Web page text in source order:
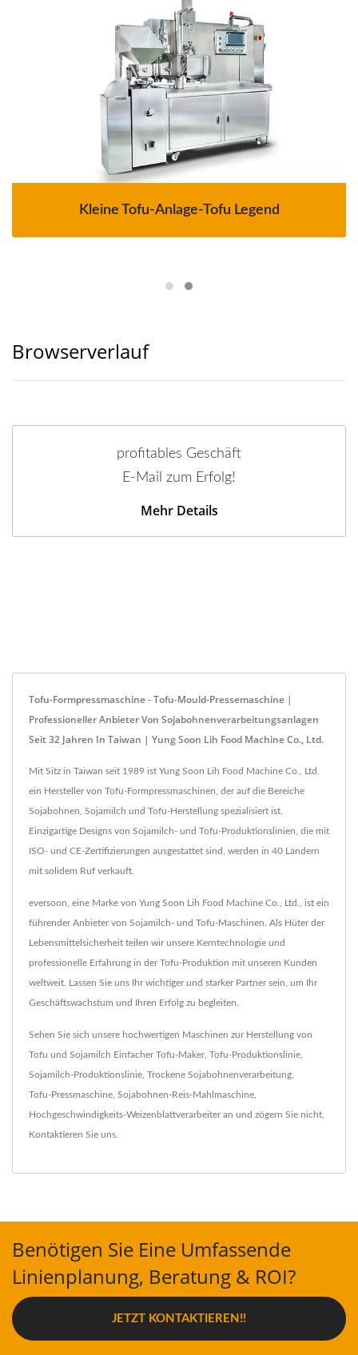
Kleine Tofu-Anlage-Tofu Legend
Browserverlauf
profitables Geschäft
E-Mail zum Erfolg!
Mehr Details
Tofu-Formpressmaschine - Tofu-Mould-Pressemaschine |
Professioneller Anbieter Von Sojabohnenverarbeitungsanlagen
Seit 32 Jahren In Taiwan | Yung Soon Lih Food Machine Co., Ltd.
Mit Sitz in Taiwan seit 1989 ist Yung Soon Lih Food Machine Co., Ltd.
ein Hersteller von Tofu-Formpressmaschinen, der auf die Bereiche
Sojabohnen, Sojamilch und Tofu-Herstellung spezialisiert ist.
Einzigartige Designs von Sojamilch- und Tofu-Produktionslinien, die mit
ISO- und CE-Zertifizierungen ausgestattet sind, werden in 40 Ländern
mit solidem Ruf verkauft.
eversoon, eine Marke von Yung Soon Lih Food Machine Co., Ltd., ist ein
führender Anbieter von Sojamilch- und Tofu-Maschinen. Als Hüter der
Lebensmittelsicherheit teilen wir unsere Kerntechnologie und
professionelle Erfahrung in der Tofu-Produktion mit unseren Kunden
weltweit. Lassen Sie uns Ihr wichtiger und starker Partner sein, um Ihr
Geschäftswachstum und Ihren Erfolg zu begleiten.
Sehen Sie sich unsere hochwertigen Maschinen zur Herstellung von
Tofu und Sojamilch Einfacher Tofu-Maker, Tofu-Produktionslinie
Sojamilch-Produktionslinie Trockene Sojabohnenverarbeitung
Tofu-Pressmaschine Sojabohnen-Reis-Mahlmaschine
Hochgeschwindigkeits-Weizenblattverarbeiteran und zögern Sie nicht,
Kontaktieren Sie uns
Benötigen Sie Eine Umfassende
Linienplanung, Beratung & ROI?
JETZT KONTAKTIEREN!!